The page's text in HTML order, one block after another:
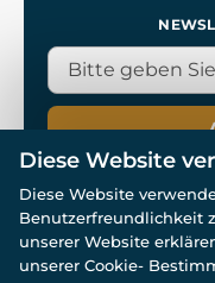
© Alle Rechte
Diese Website
Diese Website
Benutzerfreundlichkeit
unserer Website
unserer Cookie-